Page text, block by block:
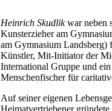
Heinrich Skudlikwar neben
Kunsterzieher am
am Gymnasium Landsberg)
Künstler, Mit-Initiator der
International Gruppe und ein
Menschenfischer für
Auf seiner eigenen